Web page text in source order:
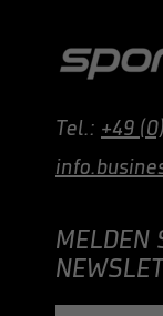
Tel.: +49
MELDEN